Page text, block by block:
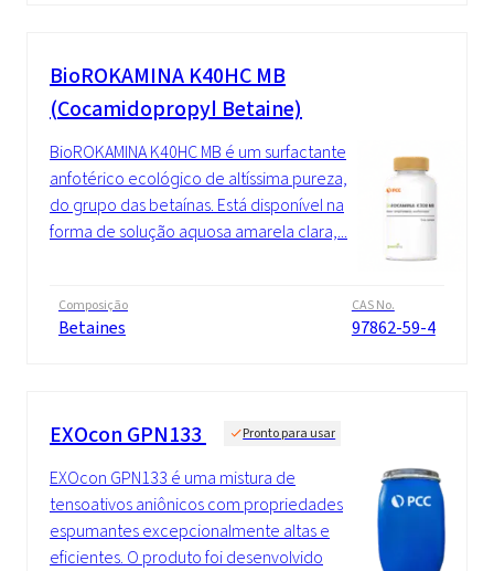
BioROKAMINA K40HC MB
(Cocamidopropyl Betaine)
BioROKAMINA K40HC MB é um surfactante
anfotérico ecológico de altíssima pureza,
do grupo das betaínas. Está disponível na
forma de solução aquosa amarela clara,...
Composição
Betaines
CAS No.
97862-59-4
EXOcon GPN133 Pronto para usar
EXOcon GPN133 é uma mistura de
tensoativos aniônicos com propriedades
espumantes excepcionalmente altas e
eficientes. O produto foi desenvolvido